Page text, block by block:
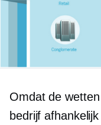
Omdat de
bedrijf